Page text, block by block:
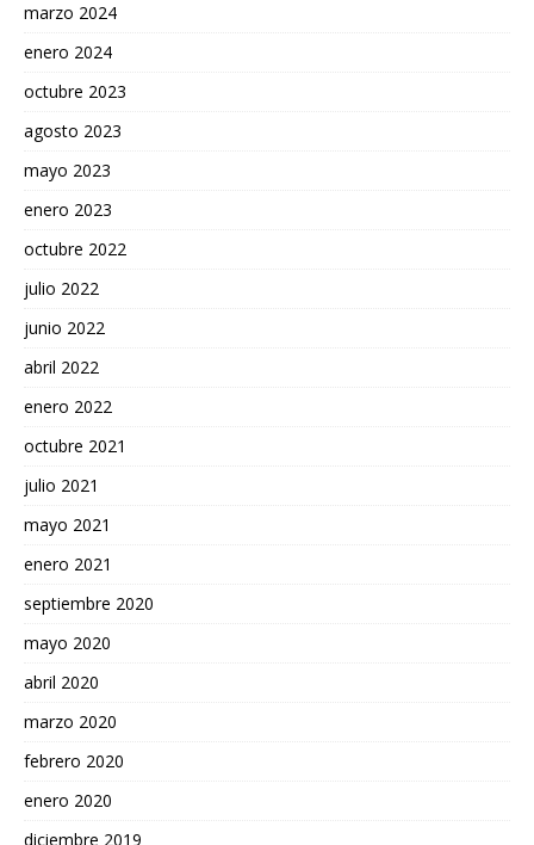
marzo 2024
enero 2024
octubre 2023
agosto 2023
mayo 2023
enero 2023
octubre 2022
julio 2022
junio 2022
abril 2022
enero 2022
octubre 2021
julio 2021
mayo 2021
enero 2021
septiembre 2020
mayo 2020
abril 2020
marzo 2020
febrero 2020
enero 2020
diciembre 2019